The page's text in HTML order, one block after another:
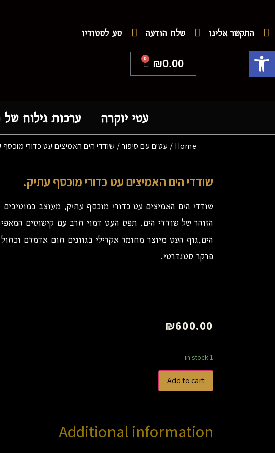
התקשר אלינו שלח הודעה סע לסטודיו
₪0.00
0
עטי יוקרה ערכות גילוח
Home
/ עטים עם סיפור/ שודדי הים האמיצים עט כדורי מוכסף
שודדי הים האמיצים עט כדורי מוכסף עתיק.
שודדי הים האמיצים עט כדורי מוכסף עתיק, מעוצב
הזוהר של שודדי הים. תפס העט דמוי חרב עם קישוטים
הים,גוף העט מיוצר מחומר אקרילי בגוונים חום אדמדם
פרקר סטנדרטי.
₪600.00
1 in stock
Add to cart
Additional information
פתח סרגל נגישות